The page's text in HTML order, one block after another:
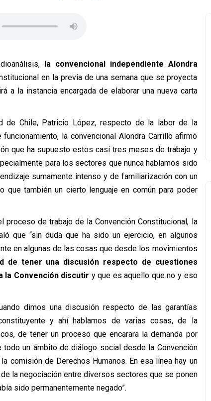
la convencional independiente Alondra
en la previa de una semana que se proyecta
a la instancia encargada de elaborar una nueva carta
de Chile, Patricio López, respecto de la labor de la
la convencional Alondra Carrillo afirmó
que ha supuesto estos casi tres meses de trabajo y
para los sectores que nunca habíamos sido
sumamente intenso y de familiarización con un
que también un cierto lenguaje en común para poder
de trabajo de la Convención Constitucional, la
que “sin duda que ha sido un ejercicio, en algunos
en algunas de las cosas que desde los movimientos
de tener una discusión respecto de cuestiones
la Convención discutir y que es aquello que no y eso
dimos una discusión respecto de las garantías
y ahí hablamos de varias cosas, de la
de tener un proceso que encarara la demanda por
un ámbito de diálogo social desde la Convención
comisión de Derechos Humanos. En esa línea hay un
de la negociación entre diversos sectores que se ponen
sido permanentemente negado”.